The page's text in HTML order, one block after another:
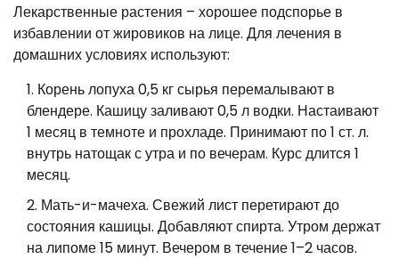
Лекарственные растения – хорошее подспорье в
избавлении от жировиков на лице. Для лечения в
домашних условиях используют:
Корень лопуха 0,5 кг сырья перемалывают в
блендере. Кашицу заливают 0,5 л водки. Настаивают
1 месяц в темноте и прохладе. Принимают по 1 ст. л.
внутрь натощак с утра и по вечерам. Курс длится 1
месяц.
Мать-и-мачеха. Свежий лист перетирают до
состояния кашицы. Добавляют спирта. Утром держат
на липоме 15 минут. Вечером в течение 1–2 часов.